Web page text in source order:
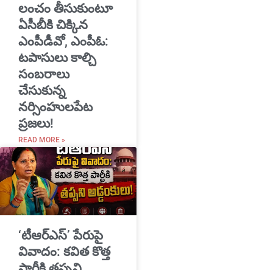
​లంచం తీసుకుంటూ
ఏసీబీకి చిక్కిన
ఎంపీడీవో, ఎంపీఓ:
టపాసులు కాల్చి
సంబరాలు
చేసుకున్న
నర్సింహులపేట
ప్రజలు!
READ MORE »
‘టీఆర్ఎస్’ పేరుపై
వివాదం: కవిత కొత్త